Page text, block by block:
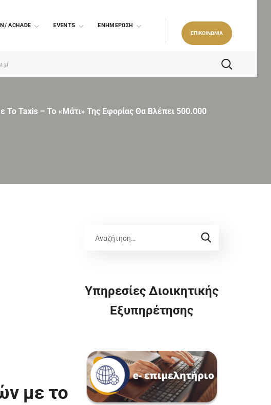
ACHADE EVENTS ΕΝΗΜΕΡΩΣΗ
ΕΠΙΚΟΙΝΩΝΙΑ
Taxis – Το «μάτι» Της Εφορίας Θα Βλέπει 500.000
με το
Υπηρεσίες Διοικητικής
Εξυπηρέτησης